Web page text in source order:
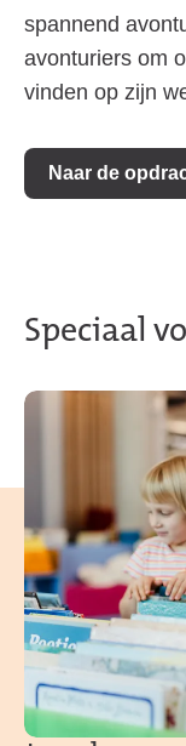
spannend
avonturiers om
vinden op zijn
Naar de
Speciaal